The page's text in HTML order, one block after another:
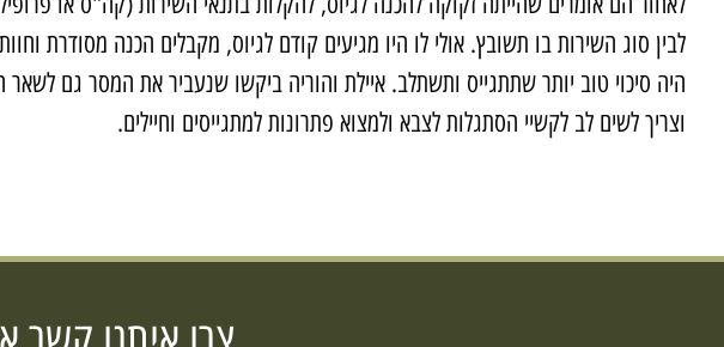
לבין סוג השירות בו תשובץ. אולי לו היו מגיעים קודם לגיוס, מקבלים הכנה מסודרת
היה סיכוי טוב יותר שתתגייס ותשתלב. איילת והוריה ביקשו שנעביר את המסר גם
וצריך לשים לב לקשיי הסתגלות לצבא ולמצוא פתרונות למתגייסים וחיילים.